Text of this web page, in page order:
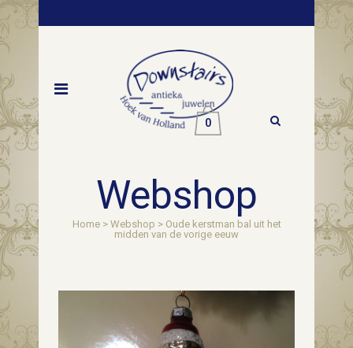
0
Webshop
Home> Webshop > Oude kerstman bal uit het
midden van de vorige eeuw